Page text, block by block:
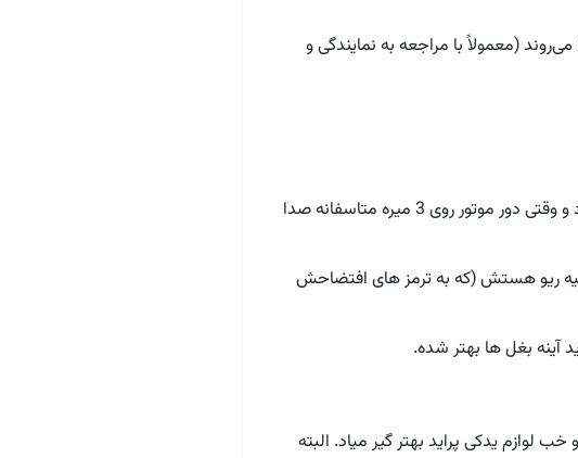
(معمولاً با مراجعه‌ به نمایندگی و
خب اگه از سر و صدای داخل کابین تیبا بخوایم توضیح بدیم یه مقدار صدای موتور داخل میاد و وقتی دور موتور روی 3 میره متاسفانه صدا
ریو هستش (که به ترمز های افتضاحش
آینه بغل ها بهتر شده.
لوازم یدکی پراید بهتر گیر میاد. البته